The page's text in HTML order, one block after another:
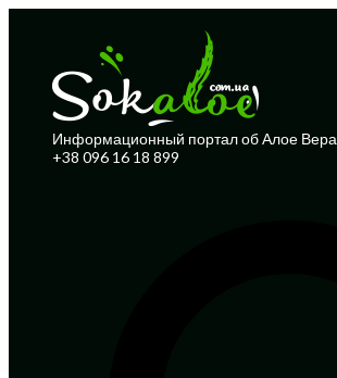
Информационный портал об Алое Вера
+38 096 16 18 899